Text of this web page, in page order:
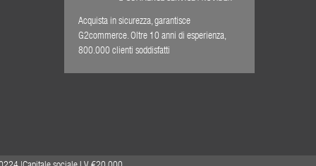
Acquista in sicurezza, garantisce
G2commerce. Oltre 10 anni di esperienza,
800.000 clienti soddisfatti